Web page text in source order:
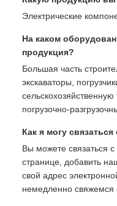
Электрические
На каком
продукция?
Большая часть
экскаваторы,
погрузочно-
Как я могу
Вы можете связаться
странице, добавить
свой адрес
немедленно свяжемся